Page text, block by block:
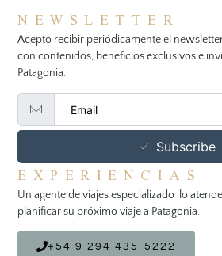
NEWSLETTER
Acepto recibir periódicamente el
con contenidos, beneficios exclusivos e
Patagonia.
Subscribe
EXPERIENCIAS
Un agente de viajes especializado lo
planificar su próximo viaje a Patagonia.
+54 9 294 435-5222